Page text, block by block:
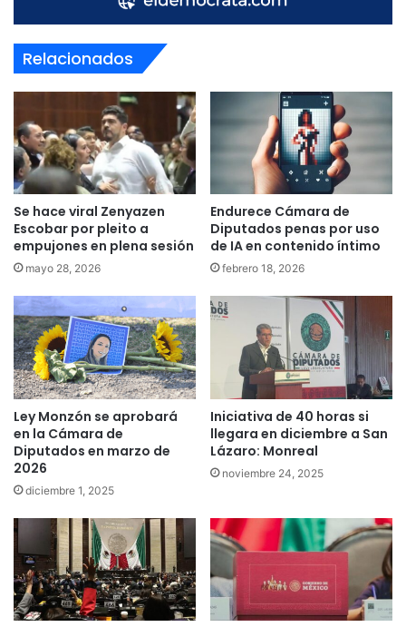
Relacionados
Se hace viral Zenyazen
Escobar por pleito a
empujones en plena sesión
mayo 28, 2026
Endurece Cámara de
Diputados penas por uso
de IA en contenido íntimo
febrero 18, 2026
Ley Monzón se aprobará
en la Cámara de
Diputados en marzo de
2026
diciembre 1, 2025
Iniciativa de 40 horas si
llegara en diciembre a San
Lázaro: Monreal
noviembre 24, 2025